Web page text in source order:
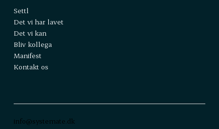
Settl
Det vi har lavet
Det vi kan
Bliv kollega
Manifest
Kontakt os
info@systemate.dk